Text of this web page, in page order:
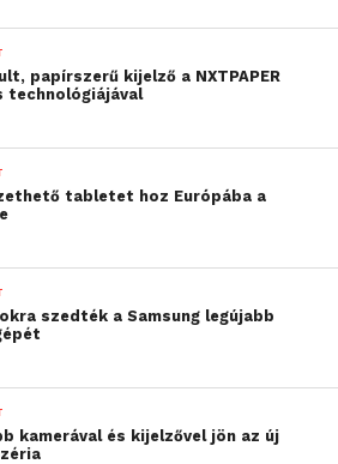
papírszerű kijelző a NXTPAPER
technológiájával
tabletet hoz Európába a
szedték a Samsung legújabb
kamerával és kijelzővel jön az új